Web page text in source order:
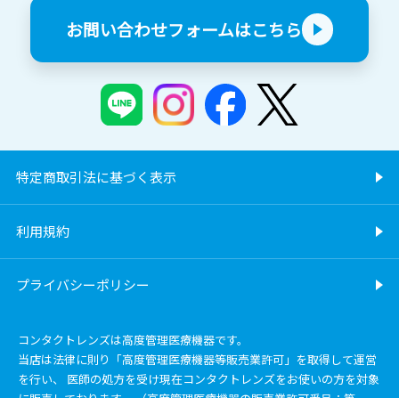
お問い合わせフォームはこちら
特定商取引法に基づく表示
利用規約
プライバシーポリシー
コンタクトレンズは高度管理医療機器です。
当店は法律に則り「高度管理医療機器等販売業許可」を取得して運営
を行い、 医師の処方を受け現在コンタクトレンズをお使いの方を対象